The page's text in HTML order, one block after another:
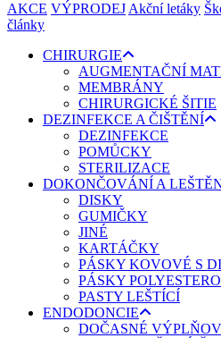
AKCE VÝPRODEJ Akční letáky
články
CHIRURGIE
AUGMENTAČNÍ
MEMBRÁNY
CHIRURGICKÉ ŠITIE
DEZINFEKCE A ČIŠTĚNÍ
DEZINFEKCE
POMŮCKY
STERILIZACE
DOKONČOVÁNÍ A
DISKY
GUMIČKY
JINÉ
KARTÁČKY
PÁSKY KOVOVÉ S
PÁSKY
PASTY LEŠTÍCÍ
ENDODONCIE
DOČASNÉ